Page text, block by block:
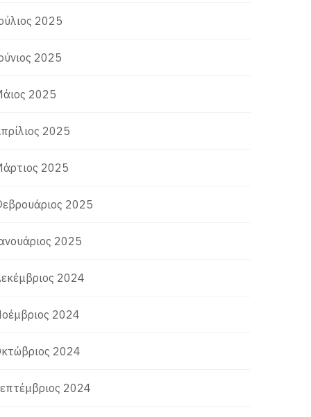
2025
2025
2025
2025
2025
2025
2025
2024
2024
2024
2024